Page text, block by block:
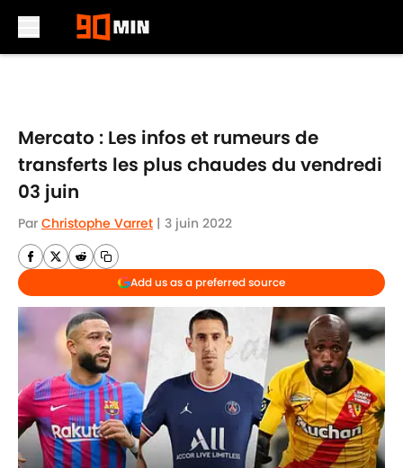
Mercato : Les infos et rumeurs de
transferts les plus chaudes du vendredi
03 juin
Par Christophe Varret | 3 juin 2022
Add us as a preferred source